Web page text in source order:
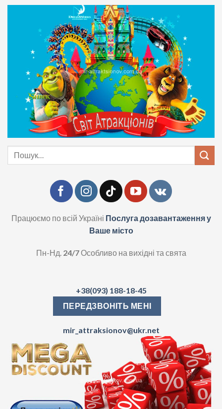
Skip
Шукати:
Працюємо по всій Україні Послуга дозавантаження у
Ваше місто
Пн-Нд. 24/7Особливо на вихідні та свята
+38(093) 188-18-45
ПЕРЕДЗВОНІТЬ МЕНІ
mir_attraksionov@ukr.net